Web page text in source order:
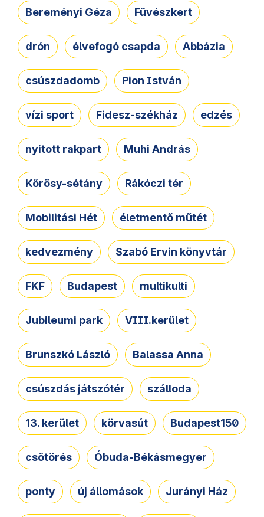
Bereményi Géza Füvészkert
drón élvefogó csapda Abbázia
csúszdadomb Pion István
vízi sport Fidesz-székház edzés
nyitott rakpart Muhi András
Kőrösy-sétány Rákóczi tér
Mobilitási Hét életmentő műtét
kedvezmény Szabó Ervin könyvtár
FKF Budapest multikulti
Jubileumi park VIII.kerület
Brunszkó László Balassa Anna
csúszdás játszótér szálloda
13. kerület körvasút Budapest150
csőtörés Óbuda-Békásmegyer
ponty új állomások Jurányi Ház